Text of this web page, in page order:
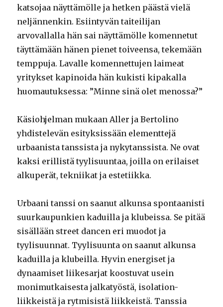
katsojaa näyttämölle ja hetken päästä vielä
neljännenkin. Esiintyvän taiteilijan
arvovallalla hän sai näyttämölle komennetut
täyttämään hänen pienet toiveensa, tekemään
temppuja. Lavalle komennettujen laimeat
yritykset kapinoida hän kukisti kipakalla
huomautuksessa: ”Minne sinä olet menossa?”
Käsiohjelman mukaan Aller ja Bertolino
yhdistelevän esityksissään elementtejä
urbaanista tanssista ja nykytanssista. Ne ovat
kaksi erillistä tyylisuuntaa, joilla on erilaiset
alkuperät, tekniikat ja estetiikka.
Urbaani tanssi on saanut alkunsa spontaanisti
suurkaupunkien kaduilla ja klubeissa. Se pitää
sisällään street dancen eri muodot ja
tyylisuunnat. Tyylisuunta on saanut alkunsa
kaduilla ja klubeilla. Hyvin energiset ja
dynaamiset liikesarjat koostuvat usein
monimutkaisesta jalkatyöstä, isolation-
liikkeistä ja rytmisistä liikkeistä. Tanssia